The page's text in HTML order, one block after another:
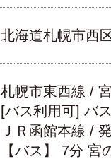
北海道札幌市西
札幌市東西線 /
[バス利用可] バ
ＪＲ函館本線 /
【バス】 7分 宮